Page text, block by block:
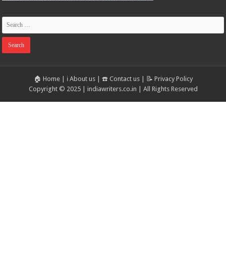
🏠 Home| ℹ️ About us| ☎️ Contact us| 📝 Privacy Policy
Copyright © 2025 | indiawriters.co.in | All Rights Reserved